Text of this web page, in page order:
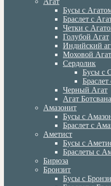
Бусы с
Браслет с
Четки с
Голубой Агат
Индийский
Моховой Агат
Сердолик
Бусы с
Черный Агат
Агат Ботсвана
Амазонит
Бусы с
Браслет с
Аметист
Бусы с
Браслеты с
Бирюза
Бронзит
Бусы с